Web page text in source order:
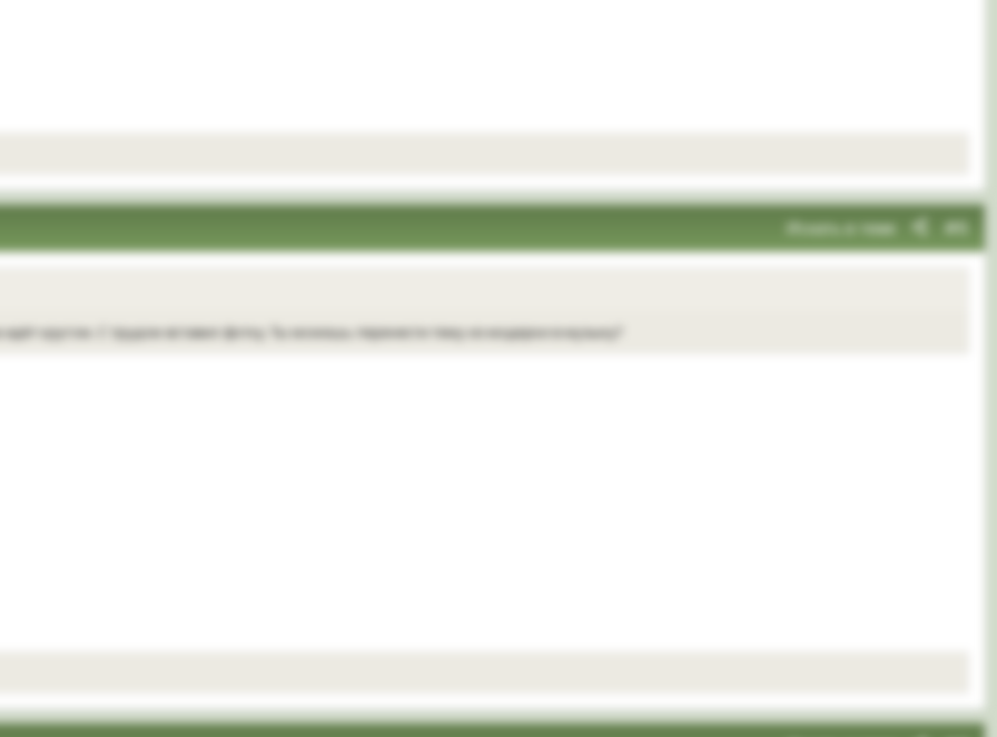
Искать в теме #6
идёт кругом. С трудом вставил фотку. Ты можешь перенести тему из модерки в музыку?